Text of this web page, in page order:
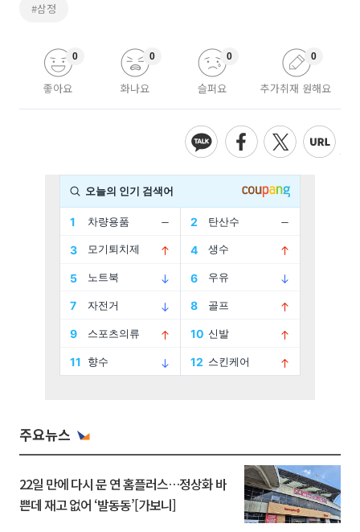
#삼정
좋아요
0
화나요
0
슬퍼요
0
추가취재 원해요
0
주요뉴스
22일 만에 다시 문 연 홈플러스…정상화 바
쁜데 재고 없어 ‘발동동’[가보니]